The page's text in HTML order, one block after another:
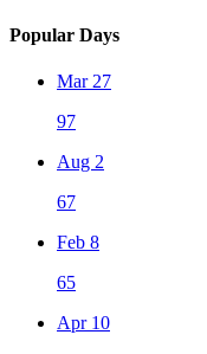
Popular Days
Mar 27
97
Aug 2
67
Feb 8
65
Apr 10